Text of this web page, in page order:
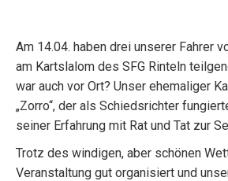
Am 14.04. haben drei unserer Fahrer
am Kartslalom des SFG Rinteln
war auch vor Ort? Unser ehemaliger
„Zorro“, der als Schiedsrichter
seiner Erfahrung mit Rat und Tat zur
Trotz des windigen, aber schönen
Veranstaltung gut organisiert und